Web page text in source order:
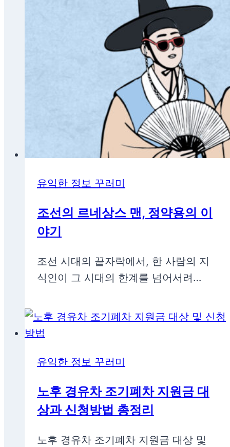
유익한 정보 꾸러미
조선의 르네상스 맨, 정약용의 이
야기
조선 시대의 끝자락에서, 한 사람의 지
식인이 그 시대의 한계를 넘어서려…
유익한 정보 꾸러미
노후 경유차 조기폐차 지원금 대
상과 신청방법 총정리
노후 경유차 조기폐차 지원금 대상 및